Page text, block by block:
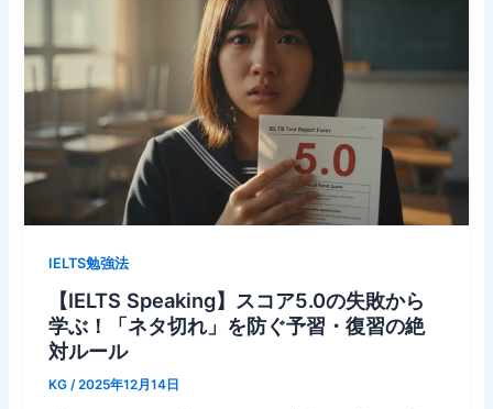
IELTS勉強法
【IELTS Speaking】スコア5.0の失敗から
学ぶ！「ネタ切れ」を防ぐ予習・復習の絶
対ルール
KG/2025年12月14日